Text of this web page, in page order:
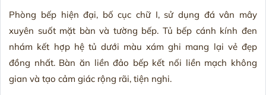
Phòng bếp hiện đại, bố cục chữ I, sử dụng đá vân mây
xuyên suốt mặt bàn và tường bếp. Tủ bếp cánh kính đen
nhám kết hợp hệ tủ dưới màu xám ghi mang lại vẻ đẹp
đồng nhất. Bàn ăn liền đảo bếp kết nối liền mạch không
gian và tạo cảm giác rộng rãi, tiện nghi.